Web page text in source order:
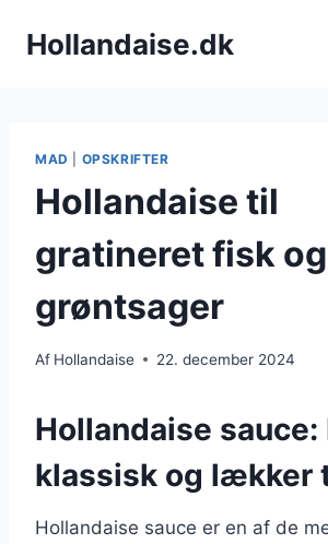
Hollandaise.dk
MAD OPSKRIFTER
Hollandaise til
gratineret fisk og
grøntsager
Af Hollandaise 22. december 2024
Hollandaise sauce:
klassisk og lækker
Hollandaise sauce er en af de